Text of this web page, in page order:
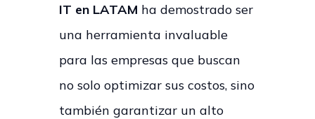
IT en LATAM ha demostrado ser
una herramienta invaluable
para las empresas que buscan
no solo optimizar sus costos, sino
también garantizar un alto